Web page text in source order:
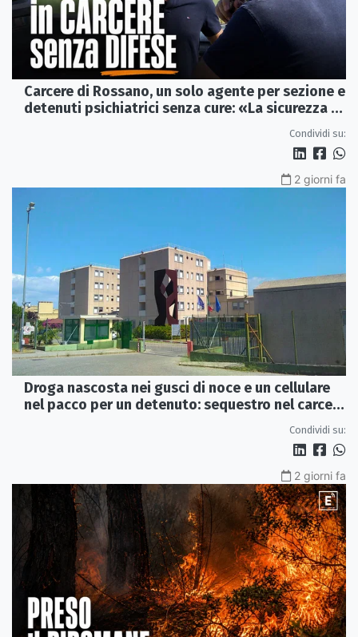
Carcere di Rossano, un solo agente per sezione e
detenuti psichiatrici senza cure: «La sicurezza è
Condividi su:
2 giorni fa
Droga nascosta nei gusci di noce e un cellulare
nel pacco per un detenuto: sequestro nel carcere
Condividi su:
2 giorni fa